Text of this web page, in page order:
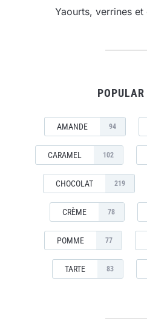
Yaourts, verrines
POPULAR
AMANDE 94
CARAMEL 102
CHOCOLAT 219
CRÈME 78
POMME 77
TARTE 83